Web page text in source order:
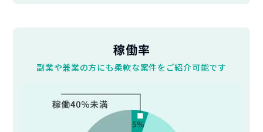
稼働率
副業や兼業の方にも柔軟な案件をご紹介可能です